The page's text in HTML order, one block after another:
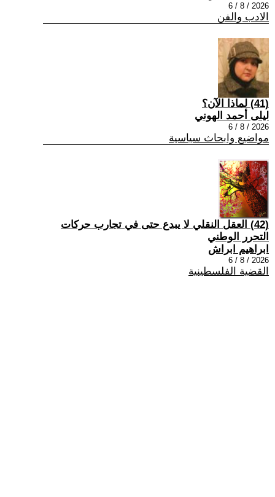
2026 / 8 / 6
الادب والفن
(41) لماذا الآن؟
ليلى أحمد الهوني
2026 / 8 / 6
مواضيع وابحاث سياسية
(42) العقل النقلي لا يبدع حتى في تجارب حركات
التحرر الوطني
ابراهيم ابراش
2026 / 8 / 6
القضية الفلسطينية